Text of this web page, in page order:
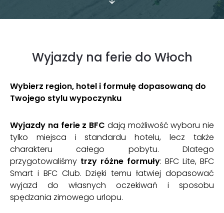
PARTNERZY
KARIERA
FAQ
Wyjazdy na ferie do Włoch
Wybierz region, hotel i formułę dopasowaną do
Twojego stylu wypoczynku
Wyjazdy na ferie z BFC dają możliwość wyboru nie
tylko miejsca i standardu hotelu, lecz także
charakteru całego pobytu. Dlatego
przygotowaliśmy trzy różne formuły: BFC Lite, BFC
Smart i BFC Club. Dzięki temu łatwiej dopasować
wyjazd do własnych oczekiwań i sposobu
spędzania zimowego urlopu.